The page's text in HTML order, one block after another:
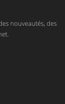
nouveautés, des